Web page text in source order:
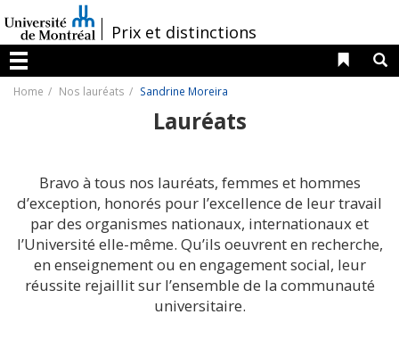
au
contenu
/Prix et distinctions
Menu
Liens
Home Nos lauréats Sandrine Moreira
Lauréats
Bravo à tous nos lauréats, femmes et hommes
d’exception, honorés pour l’excellence de leur travail
par des organismes nationaux, internationaux et
l’Université elle-même. Qu’ils oeuvrent en recherche,
en enseignement ou en engagement social, leur
réussite rejaillit sur l’ensemble de la communauté
universitaire.